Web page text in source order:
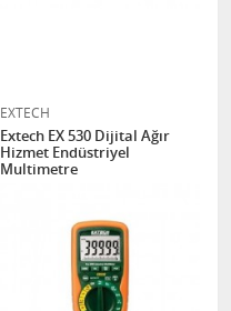
EXTECH
Extech EX 530 Dijital Ağır
Hizmet Endüstriyel
Multimetre